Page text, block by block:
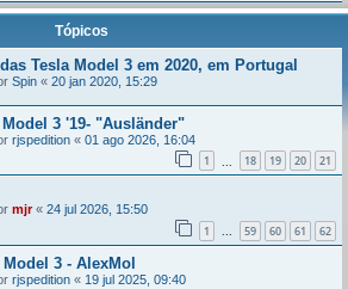
Tópicos
Tesla Model 3 em 2020, em Portugal
Spin « 20 jan 2020, 15:29
3 '19- "Ausländer"
rjspedition « 01 ago 2026, 16:04
1 18 19 20 21
mjr« 24 jul 2026, 15:50
1 ... 59 60 61 62
3 - AlexMol
rjspedition « 19 jul 2025, 09:40